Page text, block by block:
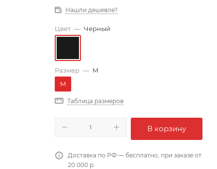
Нашли дешевле?
Цвет — Черный
Размер — M
M
Таблица размеров
В корзину
Доставка по РФ — бесплатно, при заказе от
20 000 р.